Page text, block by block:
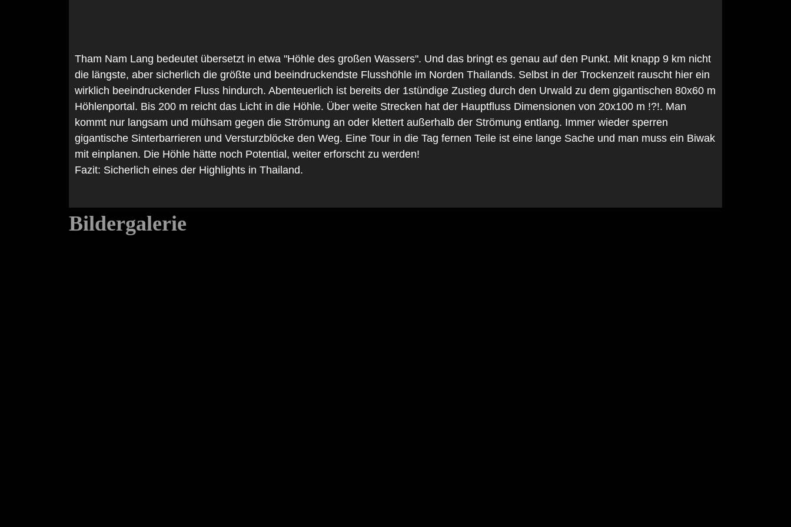
Tham Nam Lang bedeutet übersetzt in etwa "Höhle des großen Wassers". Und das bringt es genau auf den Punkt. Mit knapp 9 km nicht
die längste, aber sicherlich die größte und beeindruckendste Flusshöhle im Norden Thailands. Selbst in der Trockenzeit rauscht hier ein
wirklich beeindruckender Fluss hindurch. Abenteuerlich ist bereits der 1stündige Zustieg durch den Urwald zu dem gigantischen 80x60 m
Höhlenportal. Bis 200 m reicht das Licht in die Höhle. Über weite Strecken hat der Hauptfluss Dimensionen von 20x100 m !?!. Man
kommt nur langsam und mühsam gegen die Strömung an oder klettert außerhalb der Strömung entlang. Immer wieder sperren
gigantische Sinterbarrieren und Versturzblöcke den Weg. Eine Tour in die Tag fernen Teile ist eine lange Sache und man muss ein Biwak
mit einplanen. Die Höhle hätte noch Potential, weiter erforscht zu werden!
Fazit: Sicherlich eines der Highlights in Thailand.
Bildergalerie